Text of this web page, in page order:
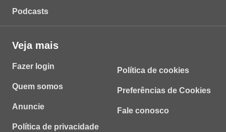
Podcasts
Veja mais
Fazer login
Quem somos
Anuncie
Política de privacidade
Política de cookies
Preferências de Cookies
Fale conosco